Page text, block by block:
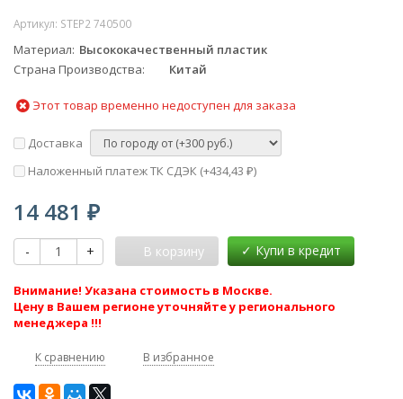
Артикул: STEP2 740500
Материал Высококачественный пластик
Страна Производства
Китай
Этот товар временно недоступен для заказа
Доставка
Наложенный платеж ТК СДЭК (+434,43 ₽)
14 481 ₽
- + В корзину
Внимание! Указана стоимость в Москве.
Цену в Вашем регионе уточняйте у регионального
менеджера !!!
К сравнению В избранное